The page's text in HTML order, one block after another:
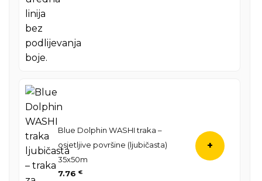
Blue Dolphin WASHI traka –
osjetljive površine (ljubičasta)
35x50m
7.76 €
+